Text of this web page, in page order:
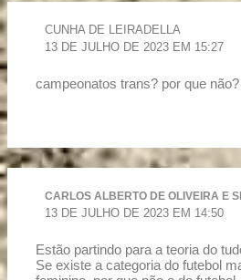
CUNHA DE LEIRADELLA
13 DE JULHO DE 2023 EM 15:27
campeonatos trans? por que
CARLOS ALBERTO DE OLIVEIRA E
13 DE JULHO DE 2023 EM 14:50
Estão partindo para a teoria do
Se existe a categoria do futebol